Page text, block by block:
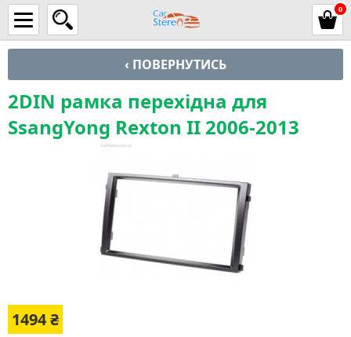
0
‹ ПОВЕРНУТИСЬ
2DIN рамка перехідна для
SsangYong Rexton II 2006-2013
1494₴